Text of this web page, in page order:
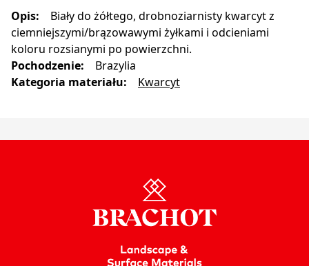
Opis:
Biały do ​​żółtego, drobnoziarnisty kwarcyt z
ciemniejszymi/brązowawymi żyłkami i odcieniami
koloru rozsianymi po powierzchni.
Pochodzenie:
Brazylia
Kategoria materiału: Kwarcyt